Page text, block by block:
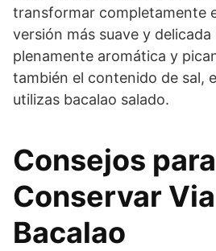
transformar completamente
versión más suave y delicada
plenamente aromática y
también el contenido de sal,
utilizas bacalao salado.
Consejos
Conservar
Bacalao